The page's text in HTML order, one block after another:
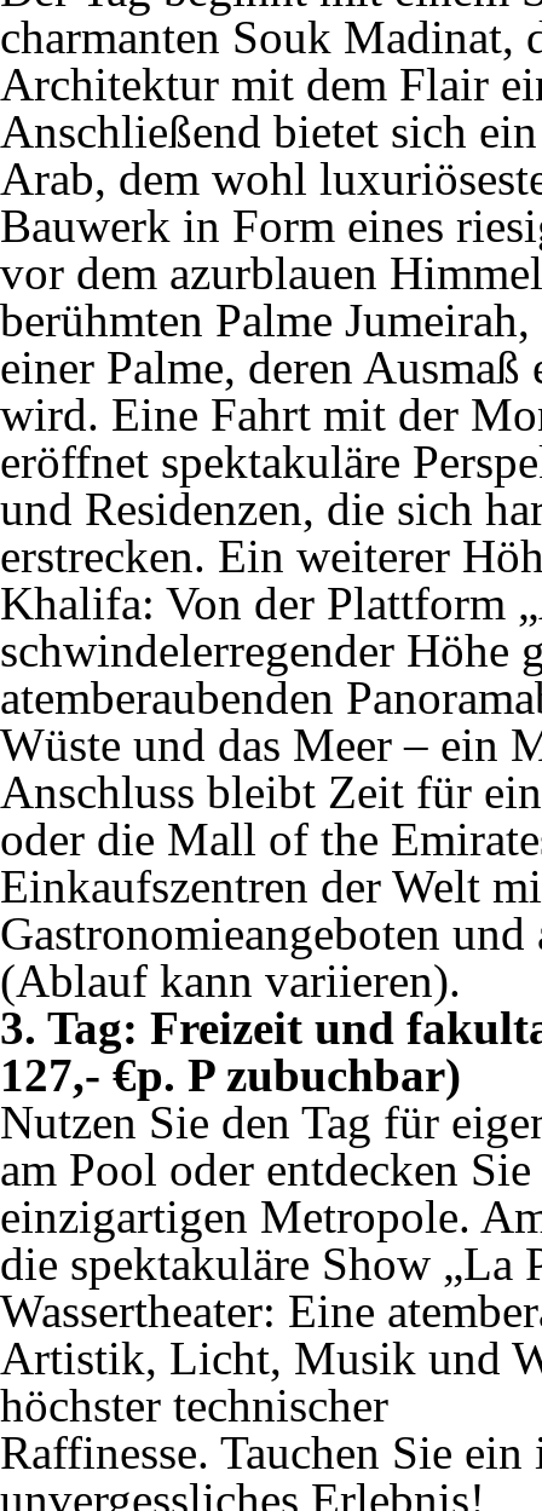
charmanten Souk Madinat,
Architektur mit dem Flair
Anschließend bietet sich
Arab, dem wohl
Bauwerk in Form eines
vor dem azurblauen
berühmten Palme
einer Palme, deren
wird. Eine Fahrt mit der
eröffnet spektakuläre
und Residenzen, die sich
erstrecken. Ein weiterer
Khalifa: Von der Plattform
schwindelerregender Höhe
atemberaubenden
Wüste und das Meer – ein
Anschluss bleibt Zeit für
oder die Mall of the
Einkaufszentren der Welt
Gastronomieangeboten
(Ablauf kann variieren).
3. Tag: Freizeit und
127,- €p. P zubuchbar)
Nutzen Sie den Tag für
am Pool oder entdecken
einzigartigen Metropole.
die spektakuläre Show „La
Wassertheater: Eine
Artistik, Licht, Musik und
höchster technischer
Raffinesse. Tauchen Sie
unvergessliches Erlebnis!